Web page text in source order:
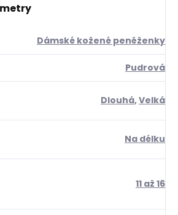
Dámské kožené peněženky
Pudrová
Dlouhá,Velká
Na délku
11 až 16